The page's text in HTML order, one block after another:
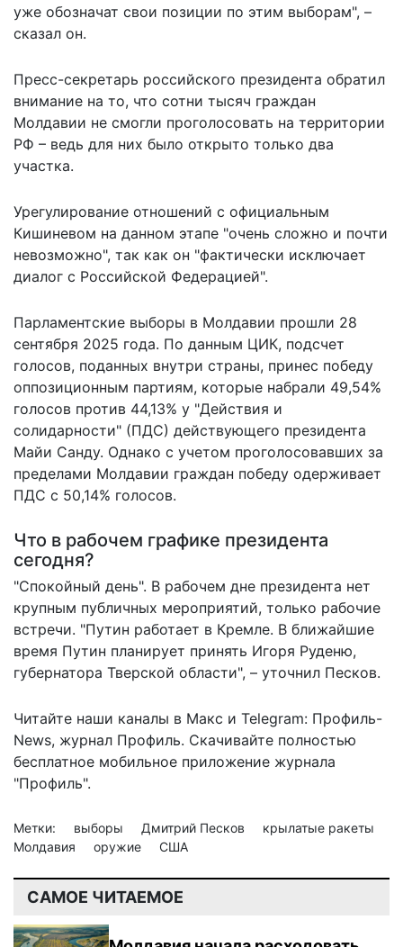
уже обозначат свои позиции по этим выборам", –
сказал он.
Пресс-секретарь российского президента обратил
внимание на то, что сотни тысяч граждан
Молдавии не смогли проголосовать на территории
РФ – ведь для них было открыто только два
участка.
Урегулирование отношений с официальным
Кишиневом на данном этапе "очень сложно и почти
невозможно", так как он "фактически исключает
диалог с Российской Федерацией".
Парламентские выборы в Молдавии прошли 28
сентября 2025 года. По данным ЦИК, подсчет
голосов, поданных внутри страны, принес победу
оппозиционным партиям, которые набрали 49,54%
голосов против 44,13% у "Действия и
солидарности" (ПДС) действующего президента
Майи Санду. Однако с учетом проголосовавших за
пределами Молдавии граждан победу одерживает
ПДС с 50,14% голосов.
Что в рабочем графике президента
сегодня?
"Спокойный день". В рабочем дне президента нет
крупным публичных мероприятий, только рабочие
встречи. "Путин работает в Кремле. В ближайшие
время Путин планирует принять Игоря Руденю,
губернатора Тверской области", – уточнил Песков.
Читайте наши каналы в Макс и Telegram: Профиль-
News, журнал Профиль. Скачивайте полностью
бесплатное мобильное приложение журнала
"Профиль".
Метки: выборы Дмитрий Песков
крылатые ракеты
Молдавия
оружие США
САМОЕ ЧИТАЕМОЕ